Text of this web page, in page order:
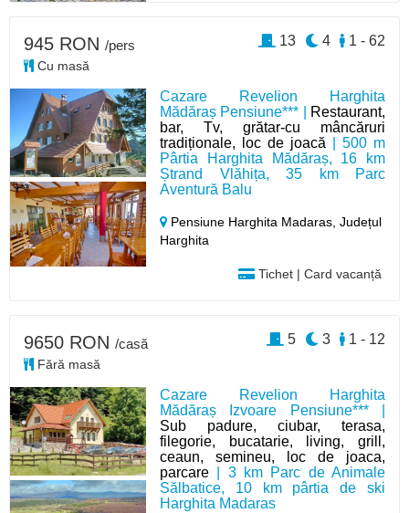
Cazare Revelion Harghita
Mădăraș Pensiune*** |
Restaurant,
bar, Tv, grătar-cu mâncăruri
tradiționale, loc de joacă | 500 m
Pârtia Harghita Mădăraș, 16 km
Ștrand Vlăhița, 35 km Parc
Aventură Balu
Pensiune Harghita Madaras,Județul
Harghita
Tichet | Card vacanță
945 RON /pers
Cu masă
1 - 62
4
13
Cazare Revelion Harghita
Mădăraș Izvoare Pensiune*** |
Sub padure, ciubar, terasa,
filegorie, bucatarie, living, grill,
ceaun, semineu, loc de joaca,
parcare | 3 km Parc de Animale
Sălbatice, 10 km pârtia de ski
Harghita Madaras
9650 RON /casă
Fără masă
1 - 12
3
5